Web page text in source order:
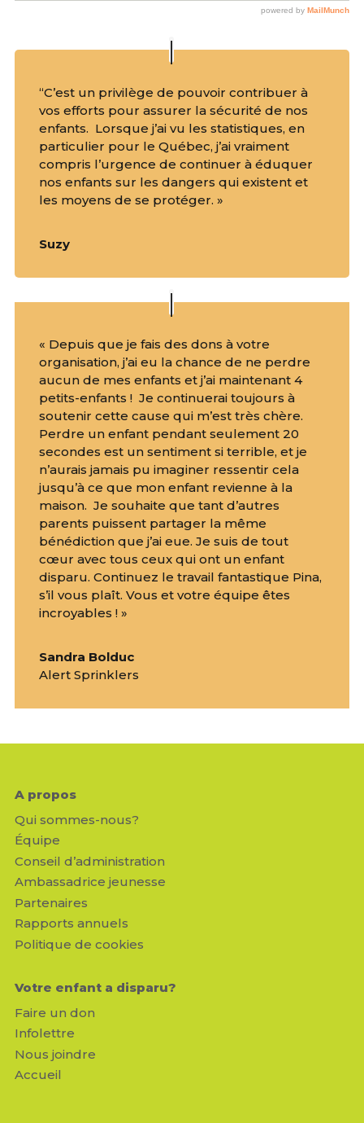
“C’est un privilège de pouvoir contribuer à
vos efforts pour assurer la sécurité de nos
enfants. Lorsque j’ai vu les statistiques, en
particulier pour le Québec, j’ai vraiment
compris l’urgence de continuer à éduquer
nos enfants sur les dangers qui existent et
les moyens de se protéger. »
Suzy
« Depuis que je fais des dons à votre
organisation, j’ai eu la chance de ne perdre
aucun de mes enfants et j’ai maintenant 4
petits-enfants ! Je continuerai toujours à
soutenir cette cause qui m’est très chère.
Perdre un enfant pendant seulement 20
secondes est un sentiment si terrible, et je
n’aurais jamais pu imaginer ressentir cela
jusqu’à ce que mon enfant revienne à la
maison. Je souhaite que tant d’autres
parents puissent partager la même
bénédiction que j’ai eue. Je suis de tout
cœur avec tous ceux qui ont un enfant
disparu. Continuez le travail fantastique Pina,
s’il vous plaît. Vous et votre équipe êtes
incroyables ! »
Sandra Bolduc
Alert Sprinklers
A propos
Qui sommes-nous?
Équipe
Conseil d’administration
Ambassadrice jeunesse
Partenaires
Rapports annuels
Politique de cookies
Votre enfant a disparu?
Faire un don
Infolettre
Nous joindre
Accueil